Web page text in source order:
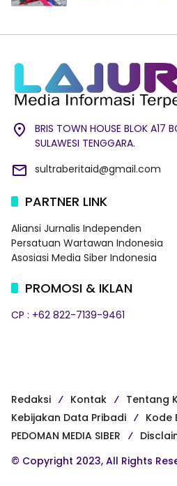
BRIS TOWN HOUSE BLOK A17
SULAWESI TENGGARA.
sultraberitaid@gmail.com
PARTNER LINK
Aliansi Jurnalis Independen
Persatuan Wartawan Indonesia
Asosiasi Media Siber Indonesia
PROMOSI & IKLAN
CP : +62 822-7139-9461
Redaksi Kontak
Tentang
Kebijakan Data Pribadi
Kode
PEDOMAN MEDIA SIBER
© Copyright 2023, All Rights